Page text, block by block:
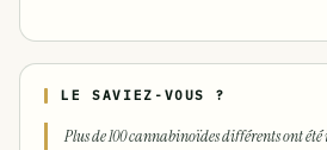
LE SAVIEZ-VOUS ?
Plus de 100 cannabinoïdes différents ont